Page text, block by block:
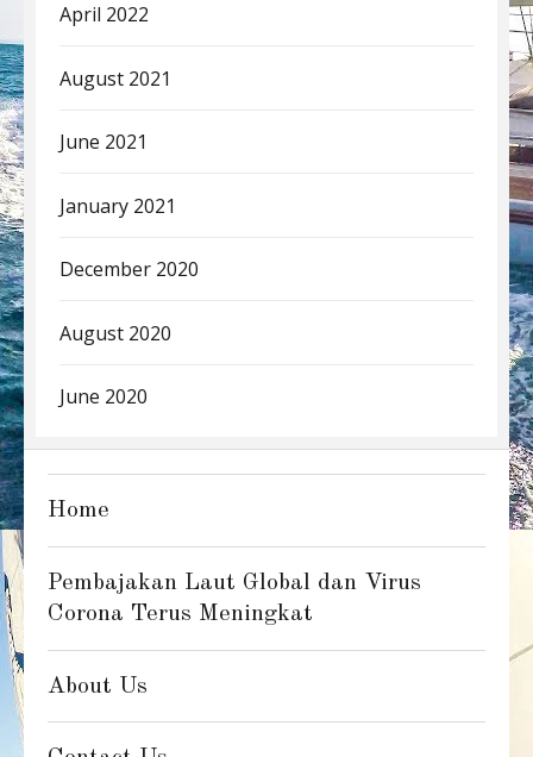
April 2022
August 2021
June 2021
January 2021
December 2020
August 2020
June 2020
Home
Pembajakan Laut Global dan Virus
Corona Terus Meningkat
About Us